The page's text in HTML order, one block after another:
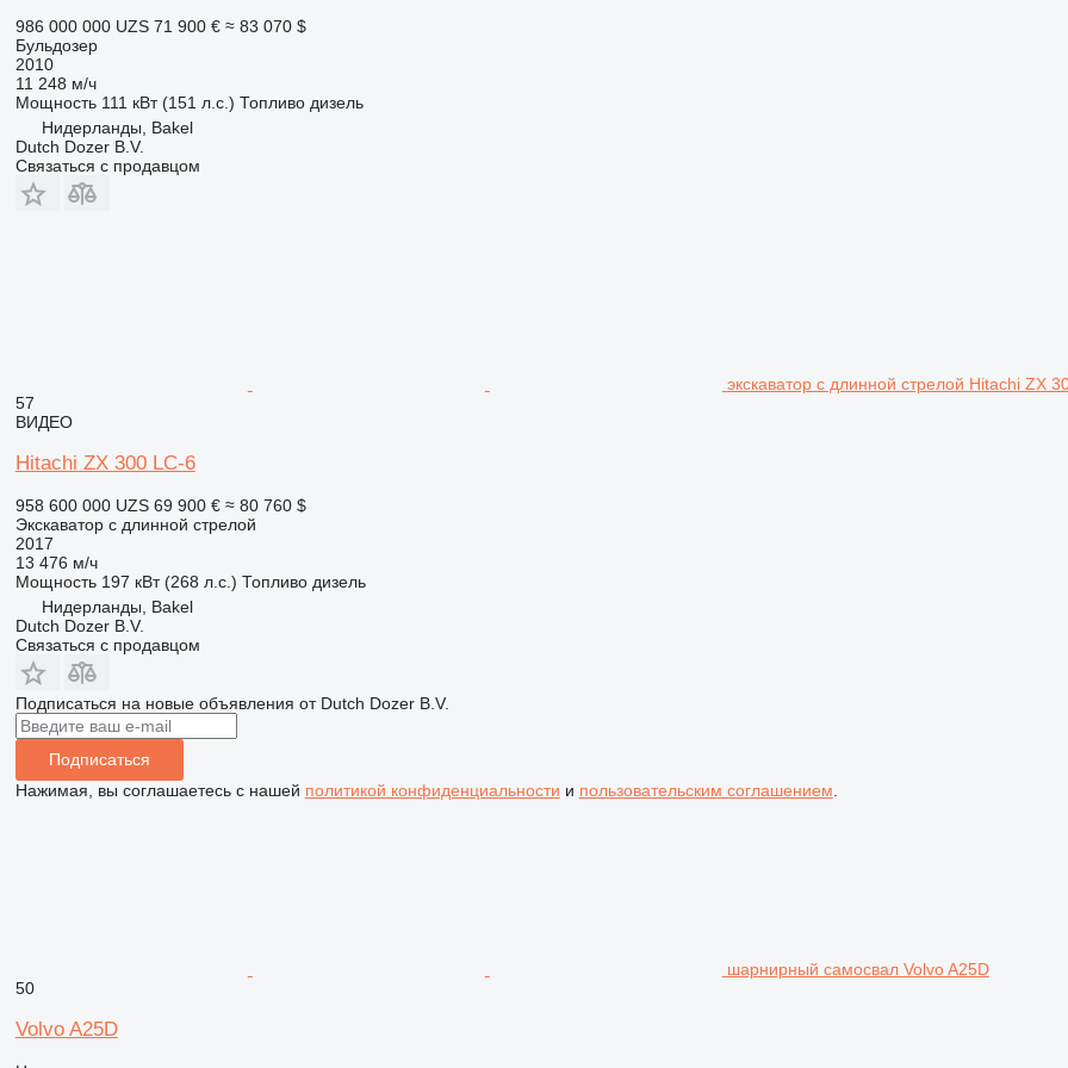
986 000 000 UZS 71 900 € ≈ 83 070 $
Бульдозер
2010
11 248 м/ч
Мощность 111 кВт (151 л.с.) Топливо дизель
Нидерланды, Bakel
Dutch Dozer B.V.
Связаться с продавцом
экскаватор с длинной стрелой Hitachi ZX
57
ВИДЕО
Hitachi ZX 300 LC-6
958 600 000 UZS 69 900 € ≈ 80 760 $
Экскаватор с длинной стрелой
2017
13 476 м/ч
Мощность 197 кВт (268 л.с.) Топливо дизель
Нидерланды, Bakel
Dutch Dozer B.V.
Связаться с продавцом
Подписаться на новые объявления от Dutch Dozer B.V.
Подписаться
Нажимая, вы соглашаетесь с нашей политикой конфиденциальности и пользовательским соглашением
шарнирный самосвал Volvo A25D
50
Volvo A25D